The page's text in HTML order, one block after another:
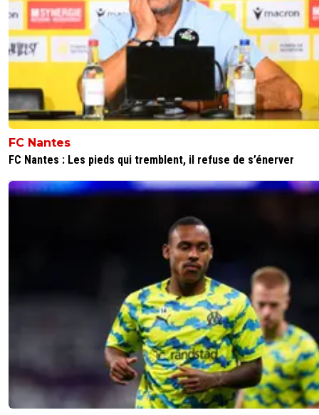
FC Nantes
FC Nantes : Les pieds qui tremblent, il refuse de s’énerver